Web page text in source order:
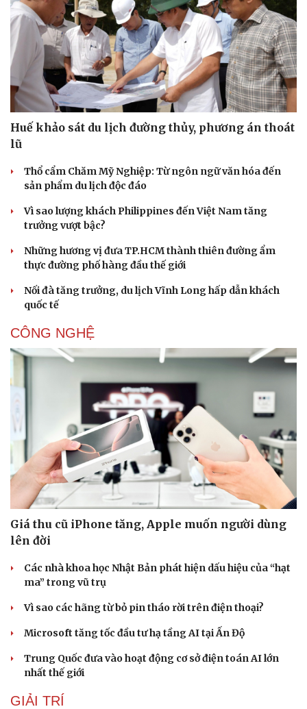
Ăn sạch sống khỏe
Huế khảo sát du lịch đường thủy, phương án thoát
lũ
Thổ cẩm Chăm Mỹ Nghiệp: Từ ngôn ngữ văn hóa đến
sản phẩm du lịch độc đáo
Vì sao lượng khách Philippines đến Việt Nam tăng
trưởng vượt bậc?
Những hương vị đưa TP.HCM thành thiên đường ẩm
thực đường phố hàng đầu thế giới
Nối đà tăng trưởng, du lịch Vĩnh Long hấp dẫn khách
quốc tế
CÔNG NGHỆ
Giá thu cũ iPhone tăng, Apple muốn người dùng
lên đời
Các nhà khoa học Nhật Bản phát hiện dấu hiệu của “hạt
ma” trong vũ trụ
Vì sao các hãng từ bỏ pin tháo rời trên điện thoại?
Microsoft tăng tốc đầu tư hạ tầng AI tại Ấn Độ
Trung Quốc đưa vào hoạt động cơ sở điện toán AI lớn
nhất thế giới
GIẢI TRÍ